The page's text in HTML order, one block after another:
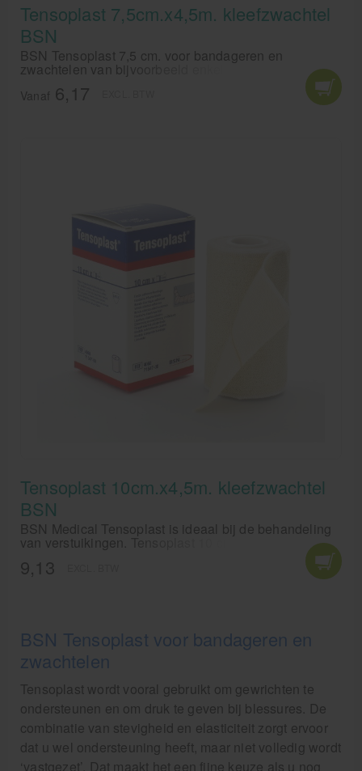
Tensoplast 7,5cm.x4,5m. kleefzwachtel
BSN
BSN Tensoplast 7,5 cm. voor bandageren en
zwachtelen van bijvoorbeeld enkels en polsen. BSN
daardoor kan de huid blijven ademen.
Vanaf 6,17
Tensoplast 10cm.x4,5m. kleefzwachtel
BSN
BSN Medical Tensoplast is ideaal bij de behandeling
van verstuikingen. Tensoplast 10 cm. is ideaal voor het
bandageren en zwachtelen van gewrichten in de
grotere ledematen.
9,13
BSN Tensoplast voor bandageren en
zwachtelen
Tensoplast wordt vooral gebruikt om gewrichten te
ondersteunen en om druk te geven bij blessures. De
combinatie van stevigheid en elasticiteit zorgt ervoor
dat u wel ondersteuning heeft, maar niet volledig wordt
‘vastgezet’. Dat maakt het een fijne keuze als u nog